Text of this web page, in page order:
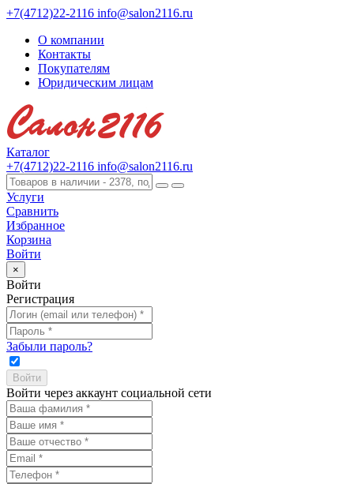
+7(4712)22-2116 info@salon2116.ru
О компании
Контакты
Покупателям
Юридическим лицам
Каталог
+7(4712)22-2116 info@salon2116.ru
Услуги
Сравнить
Избранное
Корзина
Войти
×
Войти
Регистрация
Забыли пароль?
Войти через аккаунт социальной сети